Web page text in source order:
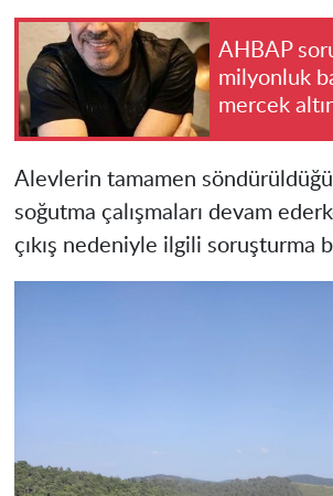
AHBAP
milyonluk
mercek
Alevlerin tamamen
soğutma çalışmaları devam
çıkış nedeniyle ilgili soruşturma